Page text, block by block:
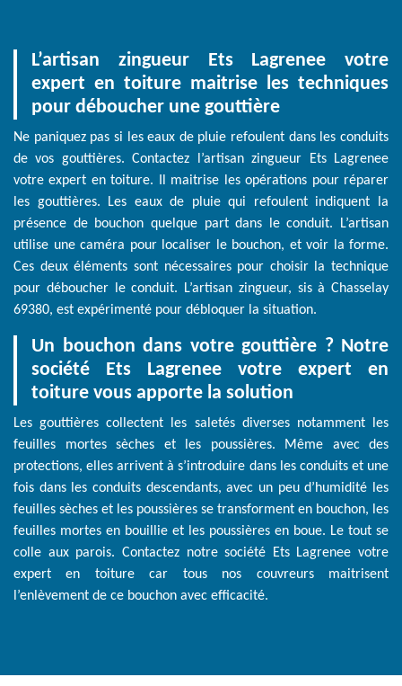
L’artisan zingueur Ets Lagrenee votre
expert en toiture maitrise les techniques
pour déboucher une gouttière
Ne paniquez pas si les eaux de pluie refoulent dans les conduits
de vos gouttières. Contactez l’artisan zingueur Ets Lagrenee
votre expert en toiture. Il maitrise les opérations pour réparer
les gouttières. Les eaux de pluie qui refoulent indiquent la
présence de bouchon quelque part dans le conduit. L’artisan
utilise une caméra pour localiser le bouchon, et voir la forme.
Ces deux éléments sont nécessaires pour choisir la technique
pour déboucher le conduit. L’artisan zingueur, sis à Chasselay
69380, est expérimenté pour débloquer la situation.
Un bouchon dans votre gouttière ? Notre
société Ets Lagrenee votre expert en
toiture vous apporte la solution
Les gouttières collectent les saletés diverses notamment les
feuilles mortes sèches et les poussières. Même avec des
protections, elles arrivent à s’introduire dans les conduits et une
fois dans les conduits descendants, avec un peu d’humidité les
feuilles sèches et les poussières se transforment en bouchon, les
feuilles mortes en bouillie et les poussières en boue. Le tout se
colle aux parois. Contactez notre société Ets Lagrenee votre
expert en toiture car tous nos couvreurs maitrisent
l’enlèvement de ce bouchon avec efficacité.